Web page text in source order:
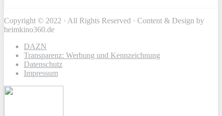
Copyright © 2022 · All Rights Reserved · Content & Design by
heimkino360.de
DAZN
Transparenz: Werbung und Kennzeichnung
Datenschutz
Impressum